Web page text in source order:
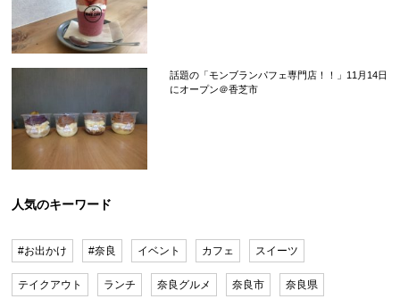
話題の「モンブランパフェ専門店！！」11月14日
にオープン＠香芝市
人気のキーワード
#お出かけ #奈良 イベント カフェ スイーツ
テイクアウト ランチ 奈良グルメ 奈良市 奈良県